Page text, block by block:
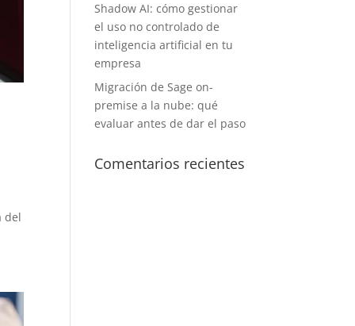
del
Shadow AI: cómo gestionar
el uso no controlado de
inteligencia artificial en tu
empresa
Migración de Sage on-
premise a la nube: qué
evaluar antes de dar el paso
Comentarios recientes